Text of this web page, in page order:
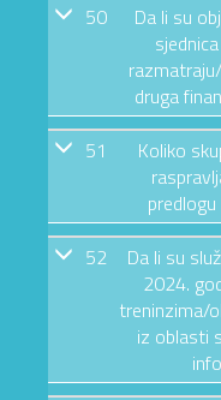
50
Da li su
druga
51
Koliko
52
Da li su
2024.
treninzima/
iz oblasti